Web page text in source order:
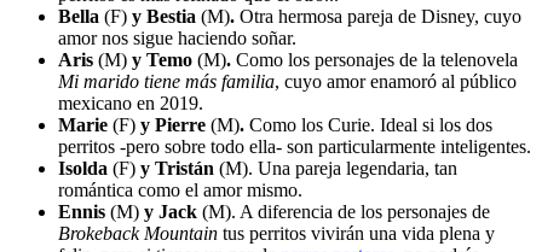
Bella (F) y Bestia (M). Otra hermosa pareja de Disney, cuyo
amor nos sigue haciendo soñar.
Aris (M) y Temo (M). Como los personajes de la telenovela
Mi marido tiene más familia, cuyo amor enamoró al público
mexicano en 2019.
Marie (F) y Pierre (M). Como los Curie. Ideal si los dos
perritos -pero sobre todo ella- son particularmente inteligentes.
Isolda (F) y Tristán (M). Una pareja legendaria, tan
romántica como el amor mismo.
Ennis (M) y Jack (M). A diferencia de los personajes de
Brokeback Mountain tus perritos vivirán una vida plena y